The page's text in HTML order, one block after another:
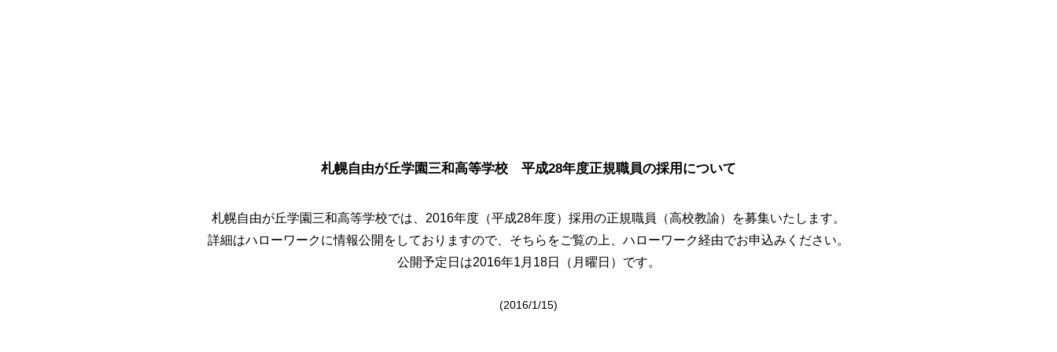
札幌自由が丘学園三和高等学校 平成28年度正規職員の採用について
札幌自由が丘学園三和高等学校では、2016年度（平成28年度）採用の正規職員（高校教諭）を募集いたします。
詳細はハローワークに情報公開をしておりますので、そちらをご覧の上、ハローワーク経由でお申込みください。
公開予定日は2016年1月18日（月曜日）です。
(2016/1/15)